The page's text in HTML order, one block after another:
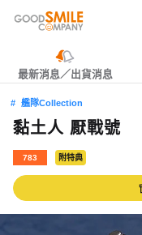
最新消息／出貨消息
艦隊Collection
黏土人 厭戰號
783 附特典